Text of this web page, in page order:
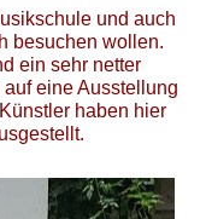
und auch
besuchen wollen.
ein sehr netter
eine Ausstellung
haben hier